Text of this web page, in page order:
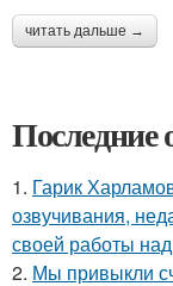
читать дальше →
Последние
1. Гарик
озвучивания,
своей работы
2. Мы привыкли